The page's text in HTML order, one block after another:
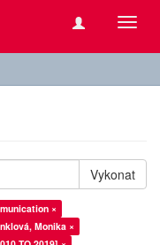
Vykonat
×
Monika ×